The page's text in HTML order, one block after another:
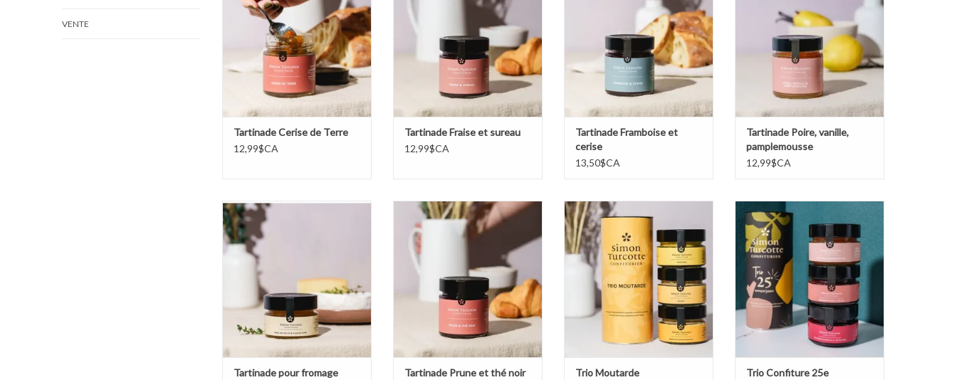
VENTE
Tartinade Cerise de Terre
12,99$CA
Tartinade Fraise et sureau
12,99$CA
Tartinade Framboise et
cerise
13,50$CA
Tartinade Poire, vanille,
pamplemousse
12,99$CA
Tartinade pour fromage Poire eau-
AJOUTER AU PANIER
Tartinade pour fromage
Tartinade Prune et thé noir
AJOUTER AU PANIER
Tartinade Prune et thé noir
Trio Moutarde
AJOUTER AU PANIER
Trio Moutarde
AJOUTER AU PANIER
Trio Confiture 25e